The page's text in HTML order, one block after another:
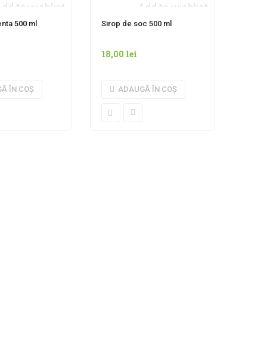
to wishlist
500 ml
ÎN COȘ
Add to wishlist
Sirop de soc 500 ml
18,00 lei
ADAUGĂ ÎN COȘ